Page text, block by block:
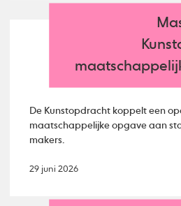
De Kunstopdracht koppelt een
maatschappelijke opgave aan
makers.
29 juni 2026